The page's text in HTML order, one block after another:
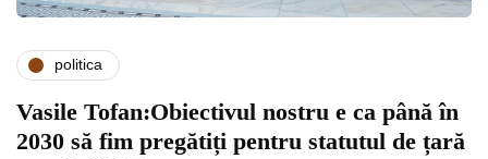
politica
Vasile Tofan:Obiectivul nostru e ca până în
2030 să fim pregătiți pentru statutul de țară